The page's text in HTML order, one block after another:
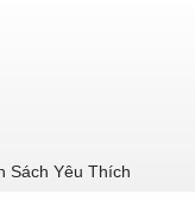
Sách Yêu Thích